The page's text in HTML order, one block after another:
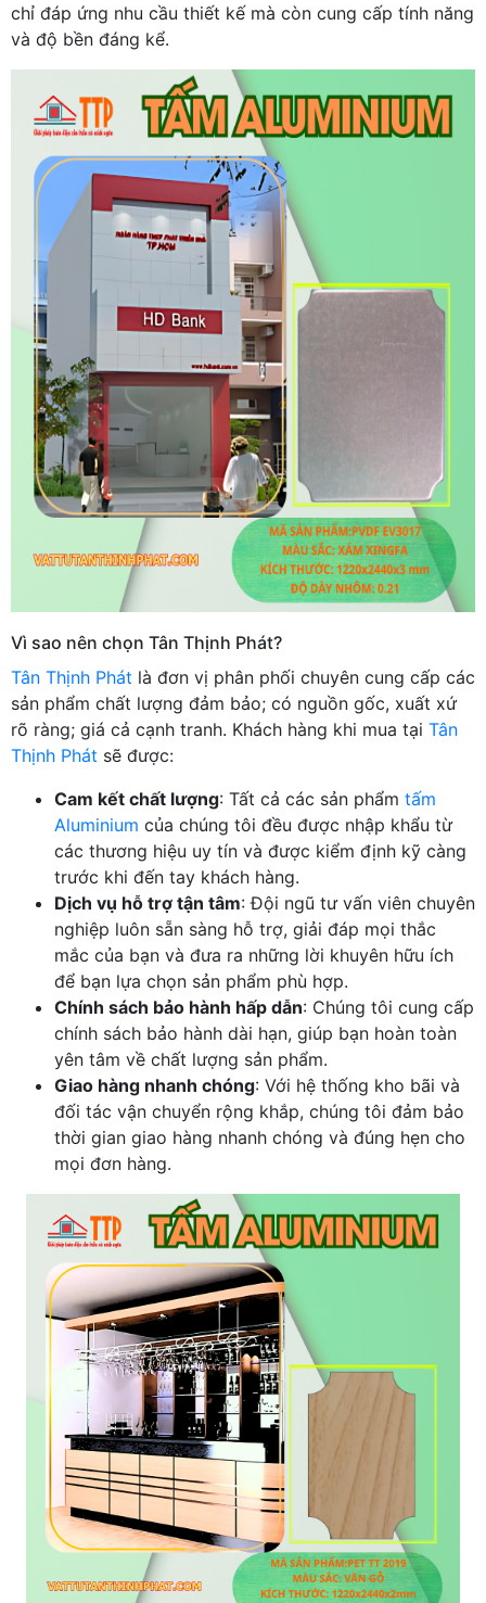
chỉ đáp ứng nhu cầu thiết kế mà còn cung cấp tính năng
và độ bền đáng kể.
Vì sao nên chọn Tân Thịnh Phát?
Tân Thịnh Phát là đơn vị phân phối chuyên cung cấp các
sản phẩm chất lượng đảm bảo; có nguồn gốc, xuất xứ
rõ ràng; giá cả cạnh tranh. Khách hàng khi mua tại Tân
Thịnh Phát sẽ được:
Cam kết chất lượng: Tất cả các sản phẩm tấm
Aluminium của chúng tôi đều được nhập khẩu từ
các thương hiệu uy tín và được kiểm định kỹ càng
trước khi đến tay khách hàng.
Dịch vụ hỗ trợ tận tâm: Đội ngũ tư vấn viên chuyên
nghiệp luôn sẵn sàng hỗ trợ, giải đáp mọi thắc
mắc của bạn và đưa ra những lời khuyên hữu ích
để bạn lựa chọn sản phẩm phù hợp.
Chính sách bảo hành hấp dẫn: Chúng tôi cung cấp
chính sách bảo hành dài hạn, giúp bạn hoàn toàn
yên tâm về chất lượng sản phẩm.
Giao hàng nhanh chóng: Với hệ thống kho bãi và
đối tác vận chuyển rộng khắp, chúng tôi đảm bảo
thời gian giao hàng nhanh chóng và đúng hẹn cho
mọi đơn hàng.